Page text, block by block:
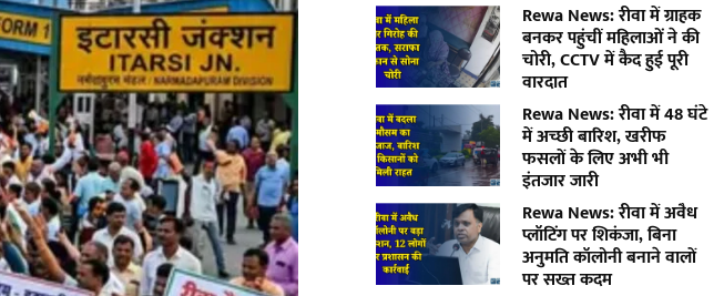
Rewa News: रीवा में ग्राहक
बनकर पहुंचीं महिलाओं ने की
चोरी, CCTV में कैद हुई पूरी
वारदात
Rewa News: रीवा में 48 घंटे
में अच्छी बारिश, खरीफ
फसलों के लिए अभी भी
इंतजार जारी
Rewa News: रीवा में अवैध
प्लॉटिंग पर शिकंजा, बिना
अनुमति कॉलोनी बनाने वालों
पर सख्त कदम